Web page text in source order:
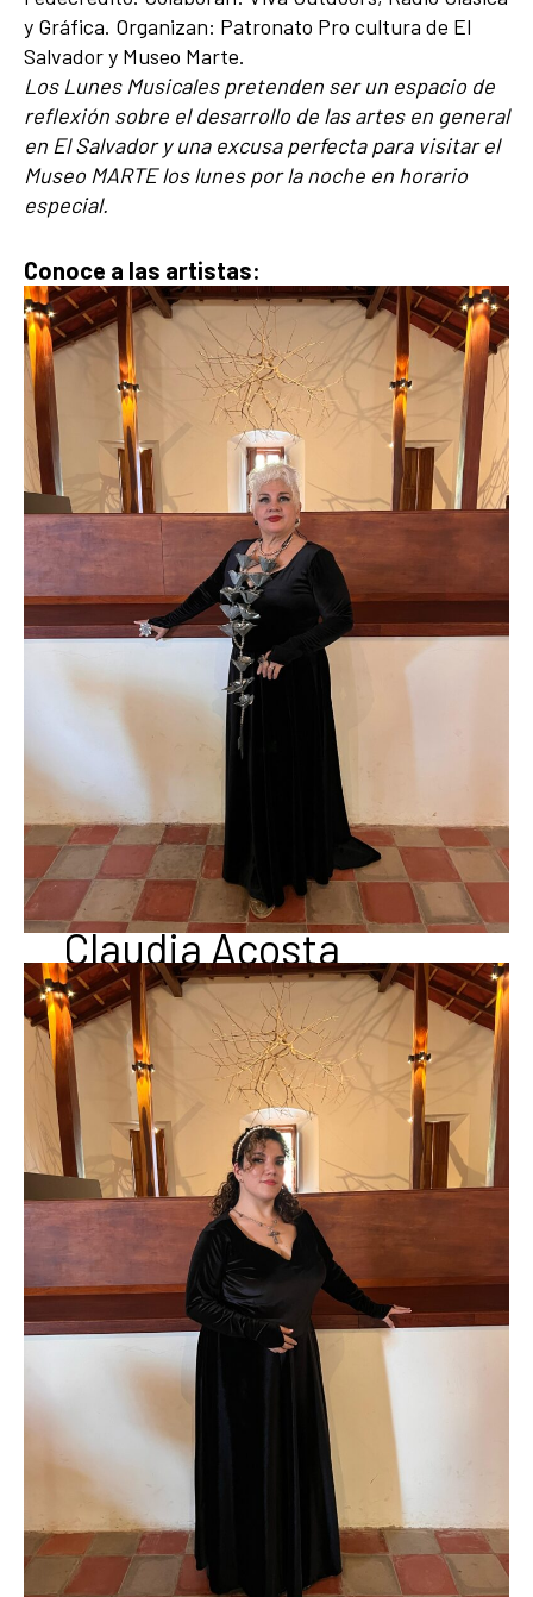
y Gráfica. Organizan: Patronato Pro cultura de El
Salvador y Museo Marte.
Los Lunes Musicales pretenden ser un espacio de
reflexión sobre el desarrollo de las artes en general
en El Salvador y una excusa perfecta para visitar el
Museo MARTE los lunes por la noche en horario
especial.
Conoce a las artistas:
Claudia Acosta